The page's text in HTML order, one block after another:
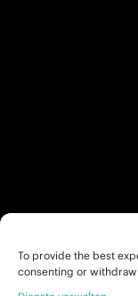
To provide the best
consenting or